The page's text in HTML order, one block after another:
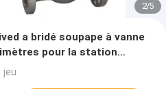
2/5
a bridé soupape à vanne
pour la station
jeu